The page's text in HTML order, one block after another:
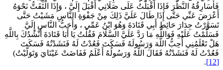
النَّظَرَ فَإِذَا أَقْبَلْتُ عَلَى صَلَاتِي أَقْبَلَ إِلَيَّ ، وَإِذَا الْتَفَتُّ نَحْوَهُ
عَنِّي حَتَّى إِذَا طَالَ عَلَيَّ ذَلِكَ مِنْ جَفْوَةِ النَّاسِ مَشَيْتُ حَتَّى
جِدَارَ حَائِطِ أَبِي قَتَادَةَ وَهُوَ ابْنُ عَمِّي ، وَأَحَبُّ النَّاسِ إِلَيَّ
عَلَيْهِ فَوَاللَّهِ مَا رَدَّ عَلَيَّ السَّلَامَ فَقُلْتُ يَا أَبَا قَتَادَةَ أَنْشُدُكَ بِاللَّهِ
تَعْلَمُنِي أُحِبُّ اللَّهَ وَرَسُولَهُ فَسَكَتَ فَعُدْتُ لَهُ فَنَشَدْتُهُ فَسَكَتَ
لَهُ فَنَشَدْتُهُ فَقَالَ اللَّهُ وَرَسُولُهُ أَعْلَمُ فَفَاضَتْ عَيْنَايَ وَتَوَلَّيْتُ)
.